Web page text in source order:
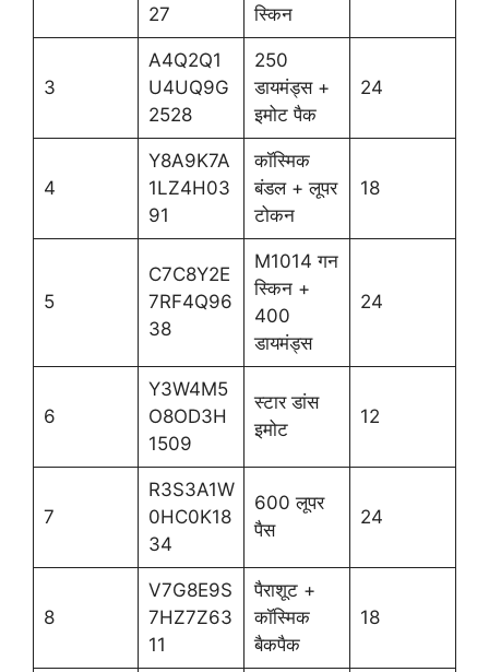
27
स्किन
3
A4Q2Q1
U4UQ9G
2528
250
डायमंड्स +
इमोट पैक
24
4
Y8A9K7A
1LZ4H03
91
कॉस्मिक
बंडल + लूपर
टोकन
18
5
C7C8Y2E
7RF4Q96
38
M1014 गन
स्किन +
400
डायमंड्स
24
6
Y3W4M5
O8OD3H
1509
स्टार डांस
इमोट
12
7
R3S3A1W
0HC0K18
34
600 लूपर
पैस
24
8
V7G8E9S
7HZ7Z63
11
पैराशूट +
कॉस्मिक
बैकपैक
18